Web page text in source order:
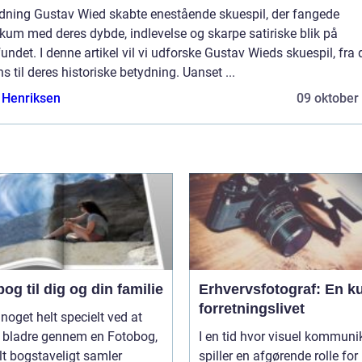
Gustav Wied skabte enestående skuespil, der fangede
med deres dybde, indlevelse og skarpe satiriske blik på
I denne artikel vil vi udforske Gustav Wieds skuespil, fra
til deres historiske betydning. Uanset ...
09 oktober
til dig og din familie
helt specielt ved at
gennem en Fotobog,
bogstaveligt samler
Erhvervsfotograf: En
forretningslivet
I en tid hvor visuel
spiller en afgørende rolle for